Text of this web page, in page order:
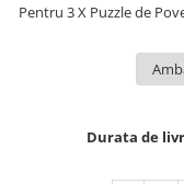
Pentru 3 X Puzzle de
Durata de